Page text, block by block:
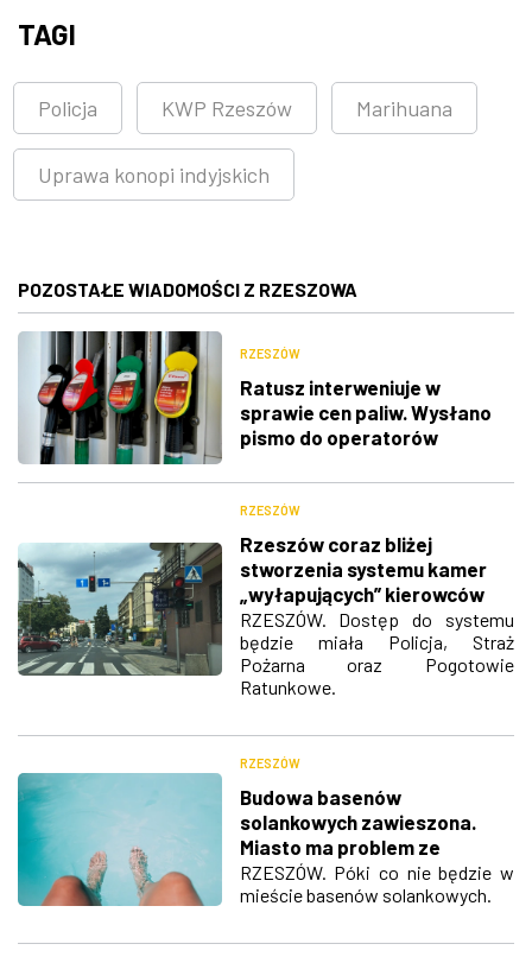
TAGI
Policja KWP Rzeszów Marihuana
Uprawa konopi indyjskich
POZOSTAŁE WIADOMOŚCI Z RZESZOWA
RZESZÓW
Ratusz interweniuje w
sprawie cen paliw. Wysłano
pismo do operatorów
RZESZÓW
Rzeszów coraz bliżej
stworzenia systemu kamer
„wyłapujących” kierowców
przejeżdżających na
czerwonym świetle
RZESZÓW. Dostęp do systemu
będzie miała Policja, Straż
Pożarna oraz Pogotowie
Ratunkowe.
RZESZÓW
Budowa basenów
solankowych zawieszona.
Miasto ma problem ze
znalezieniem terenu
RZESZÓW. Póki co nie będzie w
mieście basenów solankowych.